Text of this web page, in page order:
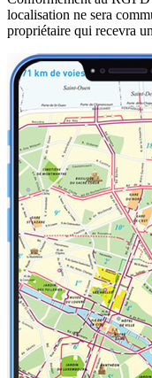
localisation ne sera
propriétaire qui recevra